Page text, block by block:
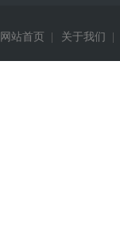
网站首页 关于我们